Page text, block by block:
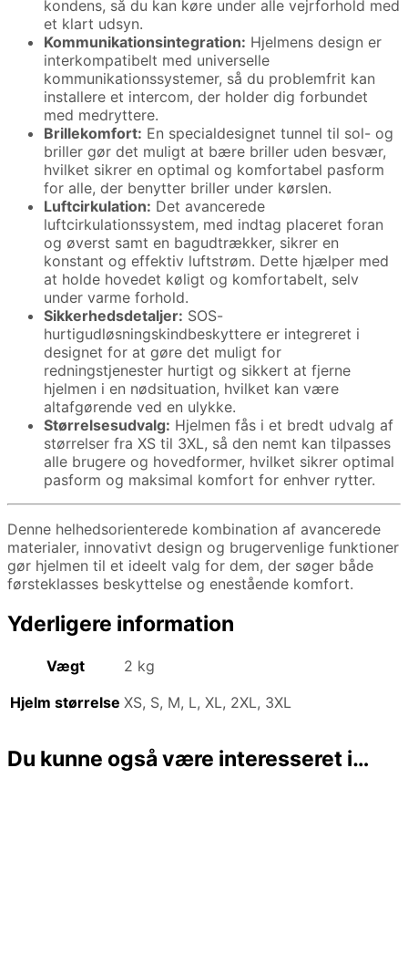
kondens, så du kan køre under alle vejrforhold med
et klart udsyn.
Kommunikationsintegration: Hjelmens design er
interkompatibelt med universelle
kommunikationssystemer, så du problemfrit kan
installere et intercom, der holder dig forbundet
med medryttere.
Brillekomfort: En specialdesignet tunnel til sol- og
briller gør det muligt at bære briller uden besvær,
hvilket sikrer en optimal og komfortabel pasform
for alle, der benytter briller under kørslen.
Luftcirkulation: Det avancerede
luftcirkulationssystem, med indtag placeret foran
og øverst samt en bagudtrækker, sikrer en
konstant og effektiv luftstrøm. Dette hjælper med
at holde hovedet køligt og komfortabelt, selv
under varme forhold.
Sikkerhedsdetaljer: SOS-
hurtigudløsningskindbeskyttere er integreret i
designet for at gøre det muligt for
redningstjenester hurtigt og sikkert at fjerne
hjelmen i en nødsituation, hvilket kan være
altafgørende ved en ulykke.
Størrelsesudvalg: Hjelmen fås i et bredt udvalg af
størrelser fra XS til 3XL, så den nemt kan tilpasses
alle brugere og hovedformer, hvilket sikrer optimal
pasform og maksimal komfort for enhver rytter.
Denne helhedsorienterede kombination af avancerede
materialer, innovativt design og brugervenlige funktioner
gør hjelmen til et ideelt valg for dem, der søger både
førsteklasses beskyttelse og enestående komfort.
Yderligere information
Vægt
2 kg
Hjelm størrelse XS, S, M, L, XL, 2XL, 3XL
Du kunne også være interesseret i…